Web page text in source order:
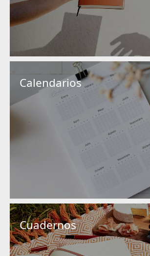
Calendarios
Cuadernos